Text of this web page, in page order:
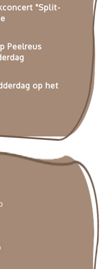
"Split-
Peelreus
op het